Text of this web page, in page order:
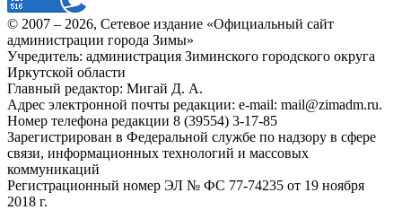
© 2007 – 2026, Сетевое издание «Официальный сайт
администрации города Зимы»
Учредитель: администрация Зиминского городского округа
Иркутской области
Главный редактор: Мигай Д. А.
Адрес электронной почты редакции: e-mail: mail@zimadm.ru.
Номер телефона редакции 8 (39554) 3-17-85
Зарегистрирован в Федеральной службе по надзору в сфере
связи, информационных технологий и массовых
коммуникаций
Регистрационный номер ЭЛ № ФС 77-74235 от 19 ноября
2018 г.